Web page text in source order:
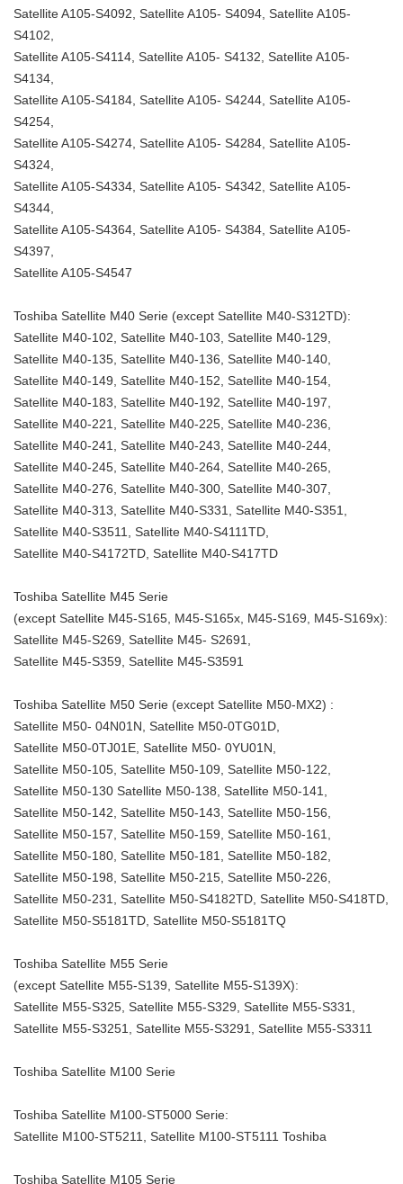
Satellite A105-S4092, Satellite A105- S4094, Satellite A105-
S4102,
Satellite A105-S4114, Satellite A105- S4132, Satellite A105-
S4134,
Satellite A105-S4184, Satellite A105- S4244, Satellite A105-
S4254,
Satellite A105-S4274, Satellite A105- S4284, Satellite A105-
S4324,
Satellite A105-S4334, Satellite A105- S4342, Satellite A105-
S4344,
Satellite A105-S4364, Satellite A105- S4384, Satellite A105-
S4397,
Satellite A105-S4547
Toshiba Satellite M40 Serie (except Satellite M40-S312TD):
Satellite M40-102, Satellite M40-103, Satellite M40-129,
Satellite M40-135, Satellite M40-136, Satellite M40-140,
Satellite M40-149, Satellite M40-152, Satellite M40-154,
Satellite M40-183, Satellite M40-192, Satellite M40-197,
Satellite M40-221, Satellite M40-225, Satellite M40-236,
Satellite M40-241, Satellite M40-243, Satellite M40-244,
Satellite M40-245, Satellite M40-264, Satellite M40-265,
Satellite M40-276, Satellite M40-300, Satellite M40-307,
Satellite M40-313, Satellite M40-S331, Satellite M40-S351,
Satellite M40-S3511, Satellite M40-S4111TD,
Satellite M40-S4172TD, Satellite M40-S417TD
Toshiba Satellite M45 Serie
(except Satellite M45-S165, M45-S165x, M45-S169, M45-S169x):
Satellite M45-S269, Satellite M45- S2691,
Satellite M45-S359, Satellite M45-S3591
Toshiba Satellite M50 Serie (except Satellite M50-MX2) :
Satellite M50- 04N01N, Satellite M50-0TG01D,
Satellite M50-0TJ01E, Satellite M50- 0YU01N,
Satellite M50-105, Satellite M50-109, Satellite M50-122,
Satellite M50-130 Satellite M50-138, Satellite M50-141,
Satellite M50-142, Satellite M50-143, Satellite M50-156,
Satellite M50-157, Satellite M50-159, Satellite M50-161,
Satellite M50-180, Satellite M50-181, Satellite M50-182,
Satellite M50-198, Satellite M50-215, Satellite M50-226,
Satellite M50-231, Satellite M50-S4182TD, Satellite M50-S418TD,
Satellite M50-S5181TD, Satellite M50-S5181TQ
Toshiba Satellite M55 Serie
(except Satellite M55-S139, Satellite M55-S139X):
Satellite M55-S325, Satellite M55-S329, Satellite M55-S331,
Satellite M55-S3251, Satellite M55-S3291, Satellite M55-S3311
Toshiba Satellite M100 Serie
Toshiba Satellite M100-ST5000 Serie:
Satellite M100-ST5211, Satellite M100-ST5111 Toshiba
Toshiba Satellite M105 Serie